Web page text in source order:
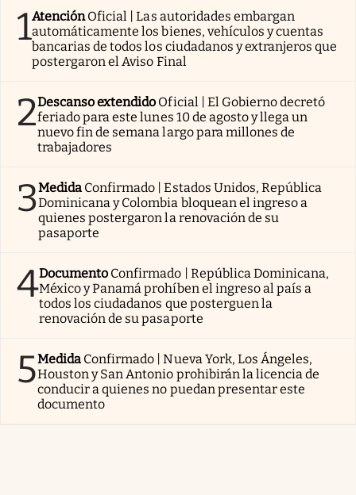
USA
1AtenciónOficial | Las autoridades embargan
automáticamente los bienes, vehículos y cuentas
bancarias de todos los ciudadanos y extranjeros que
postergaron el Aviso Final
2Descanso extendido Oficial | El Gobierno decretó
feriado para este lunes 10 de agosto y llega un
nuevo fin de semana largo para millones de
trabajadores
3Medida Confirmado | Estados Unidos, República
Dominicana y Colombia bloquean el ingreso a
quienes postergaron la renovación de su
pasaporte
4Documento Confirmado | República Dominicana,
México y Panamá prohíben el ingreso al país a
todos los ciudadanos que posterguen la
renovación de su pasaporte
5Medida Confirmado | Nueva York, Los Ángeles,
Houston y San Antonio prohibirán la licencia de
conducir a quienes no puedan presentar este
documento